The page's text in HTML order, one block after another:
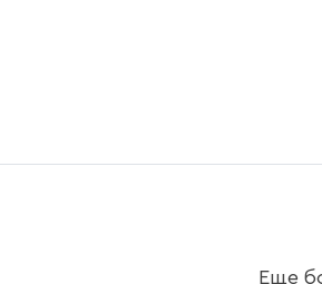
Еще